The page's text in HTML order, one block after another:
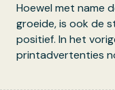
Hoewel met name
groeide, is ook de
positief. In het
printadvertenties